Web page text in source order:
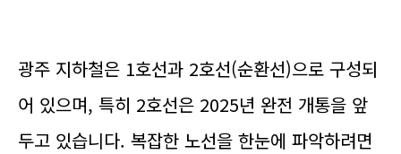
광주 지하철은 1호선과 2호선(순환선)으로 구성되
어 있으며, 특히 2호선은 2025년 완전 개통을 앞
두고 있습니다. 복잡한 노선을 한눈에 파악하려면